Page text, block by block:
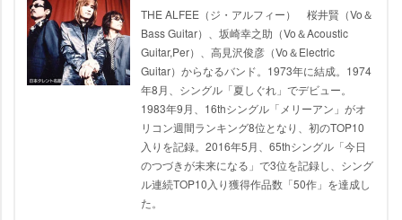
THE ALFEE（ジ・アルフィー） 桜井賢（Vo＆
Bass Guitar）、坂崎幸之助（Vo＆Acoustic
Guitar,Per）、高見沢俊彦（Vo＆Electric
Guitar）からなるバンド。1973年に結成。1974
年8月、シングル「夏しぐれ」でデビュー。
1983年9月、16thシングル「メリーアン」がオ
リコン週間ランキング8位となり、初のTOP10
入りを記録。2016年5月、65thシングル「今日
のつづきが未来になる」で3位を記録し、シング
ル連続TOP10入り獲得作品数「50作」を達成し
た。